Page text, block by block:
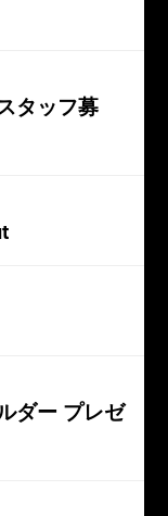
タッフ募
ダー プレゼ